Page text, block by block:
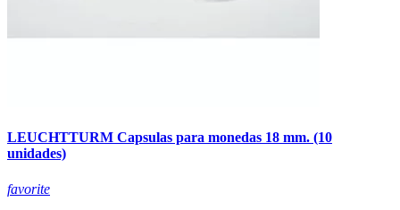
LEUCHTTURM Capsulas para monedas 18 mm. (10
unidades)
favorite